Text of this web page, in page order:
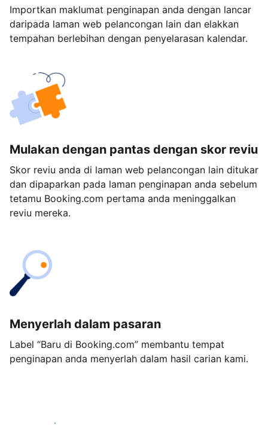
Importkan maklumat penginapan anda dengan lancar
daripada laman web pelancongan lain dan elakkan
tempahan berlebihan dengan penyelarasan kalendar.
Mulakan dengan pantas dengan skor reviu
Skor reviu anda di laman web pelancongan lain ditukar
dan dipaparkan pada laman penginapan anda sebelum
tetamu Booking.com pertama anda meninggalkan
reviu mereka.
Menyerlah dalam pasaran
Label “Baru di Booking.com” membantu tempat
penginapan anda menyerlah dalam hasil carian kami.